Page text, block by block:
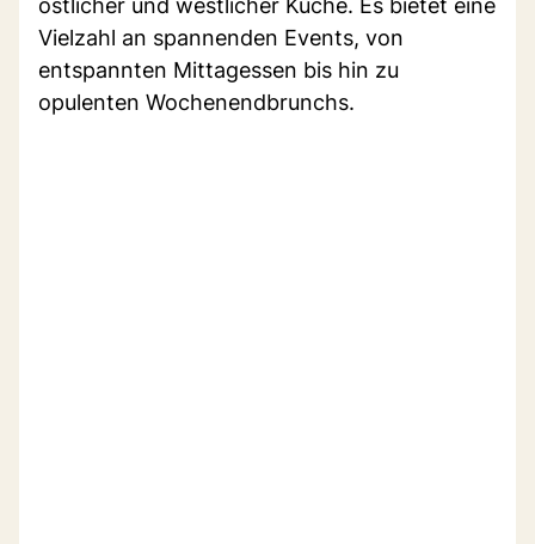
östlicher und westlicher Küche. Es bietet eine
Vielzahl an spannenden Events, von
entspannten Mittagessen bis hin zu
opulenten Wochenendbrunchs.